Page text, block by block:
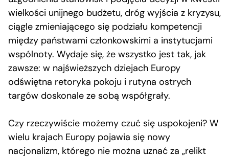
wielkości unijnego budżetu, dróg wyjścia z kryzysu,
ciągle zmieniającego się podziału kompetencji
między państwami członkowskimi a instytucjami
wspólnoty. Wydaje się, że wszystko jest tak, jak
zawsze: w najświeższych dziejach Europy
odświętna retoryka pokoju i rutyna ostrych
targów doskonale ze sobą współgrały.
Czy rzeczywiście możemy czuć się uspokojeni? W
wielu krajach Europy pojawia się nowy
nacjonalizm, którego nie można uznać za „relikt